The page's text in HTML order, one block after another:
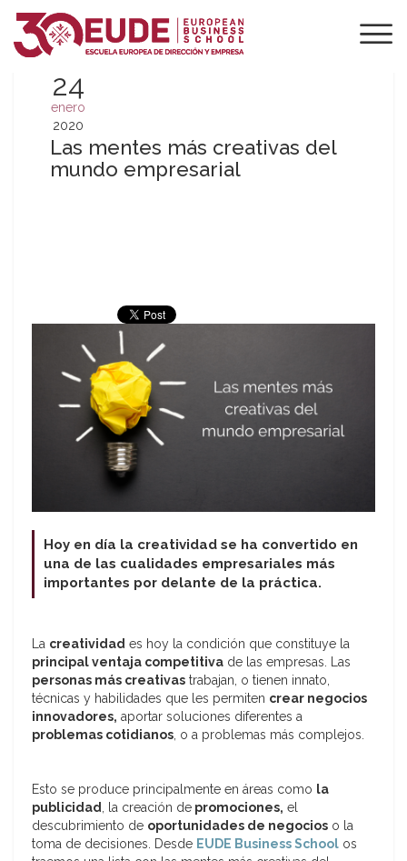
24
enero
2020
Las mentes más creativas del
mundo empresarial
Hoy en día la creatividad se ha convertido en
una de las cualidades empresariales más
importantes por delante de la práctica.
La creatividad es hoy la condición que constituye la
principal ventaja competitiva de las empresas. Las
personas más creativas trabajan, o tienen innato,
técnicas y habilidades que les permiten crear negocios
innovadores, aportar soluciones diferentes a
problemas cotidianos, o a problemas más complejos.
Esto se produce principalmente en áreas como la
publicidad, la creación de promociones, el
descubrimiento de oportunidades de negocios o la
toma de decisiones. Desde EUDE Business School os